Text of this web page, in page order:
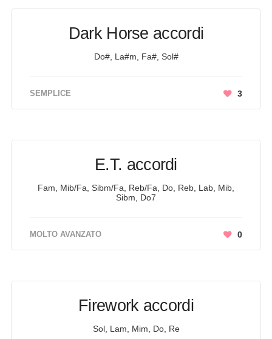
Dark Horse accordi
Do#, La#m, Fa#, Sol#
SEMPLICE 3
E.T. accordi
Fam, Mib/Fa, Sibm/Fa, Reb/Fa, Do, Reb, Lab, Mib,
Sibm, Do7
MOLTO AVANZATO 0
Firework accordi
Sol, Lam, Mim, Do, Re